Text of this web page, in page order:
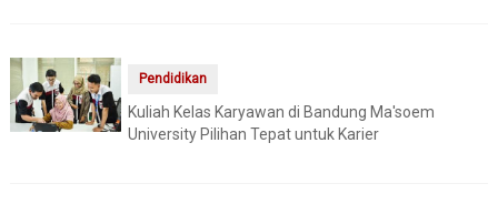
Pendidikan
Kuliah Kelas Karyawan di Bandung Ma'soem
University Pilihan Tepat untuk Karier